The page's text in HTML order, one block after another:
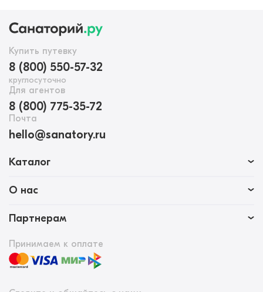
Купить путевку
8 (800) 550-57-32
круглосуточно
Для агентов
8 (800) 775-35-72
Почта
hello@sanatory.ru
Каталог
О нас
Партнерам
Принимаем к оплате